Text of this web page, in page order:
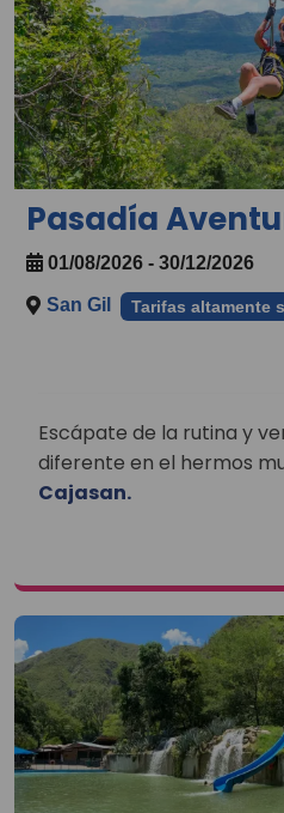
Pasadía
01/08/2026 - 30/12/2026
San Gil Tarifas altamente
Escápate de la rutina y
diferente en el hermos
Cajasan.